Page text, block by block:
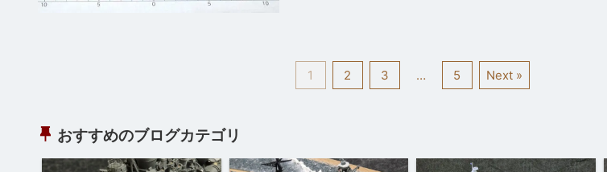
1 2 3 … 5 Next »
おすすめのブログカテゴリ